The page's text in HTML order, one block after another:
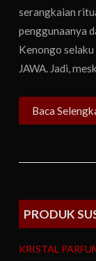
serangkaian
penggunaanya
Kenongo
JAWA. Jadi,
Baca
PRODUK
KRISTAL